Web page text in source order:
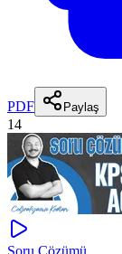
PDF Paylaş
14
Soru Çözümü